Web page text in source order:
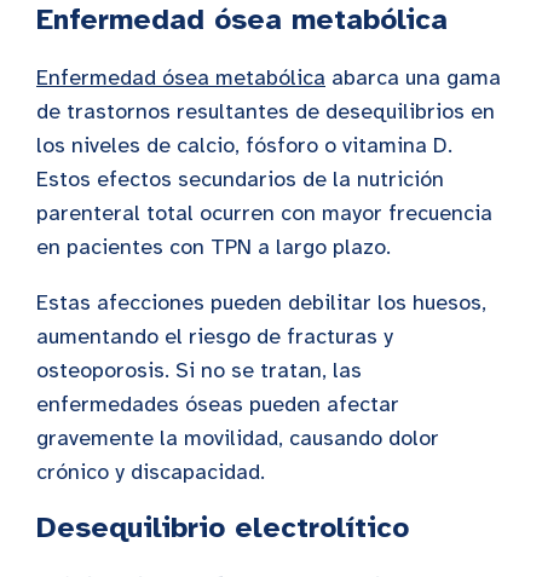
Enfermedad ósea metabólica
Enfermedad ósea metabólica abarca una gama
de trastornos resultantes de desequilibrios en
los niveles de calcio, fósforo o vitamina D.
Estos efectos secundarios de la nutrición
parenteral total ocurren con mayor frecuencia
en pacientes con TPN a largo plazo.
Estas afecciones pueden debilitar los huesos,
aumentando el riesgo de fracturas y
osteoporosis. Si no se tratan, las
enfermedades óseas pueden afectar
gravemente la movilidad, causando dolor
crónico y discapacidad.
Desequilibrio electrolítico